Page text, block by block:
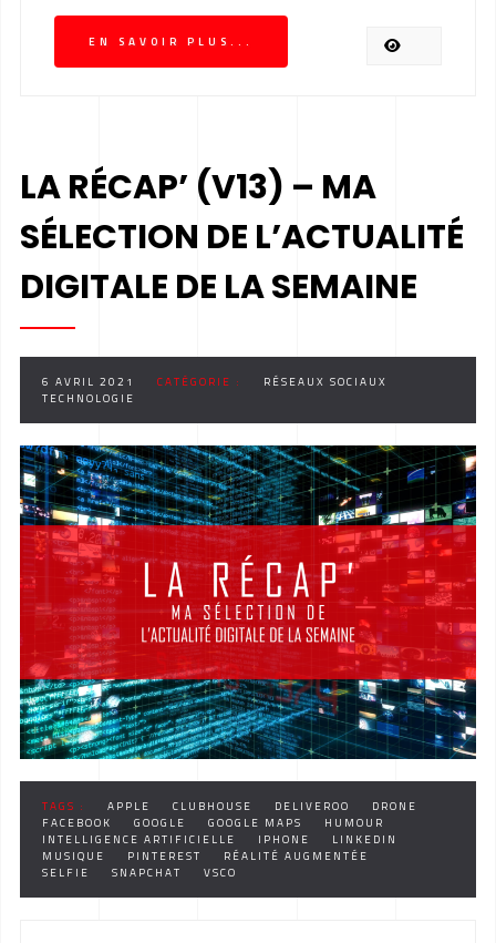
EN SAVOIR PLUS...
LA RÉCAP’ (V13) – MA
SÉLECTION DE L’ACTUALITÉ
DIGITALE DE LA SEMAINE
6 AVRIL 2021 CATÉGORIE :
RÉSEAUX SOCIAUX
TECHNOLOGIE
TAGS : APPLE CLUBHOUSE DELIVEROO
DRONE
FACEBOOK
GOOGLE GOOGLE MAPS
HUMOUR
INTELLIGENCE ARTIFICIELLE
IPHONE
LINKEDIN
MUSIQUE
PINTEREST
RÉALITÉ AUGMENTÉE
SELFIE
SNAPCHAT VSCO